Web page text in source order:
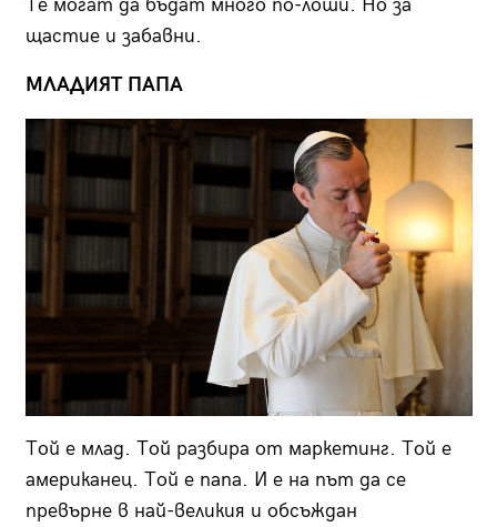
щастие и забавни.
МЛАДИЯТ ПАПА
Той е млад. Той разбира от маркетинг. Той е
американец. Той е папа. И е на път да се
превърне в най-великия и обсъждан